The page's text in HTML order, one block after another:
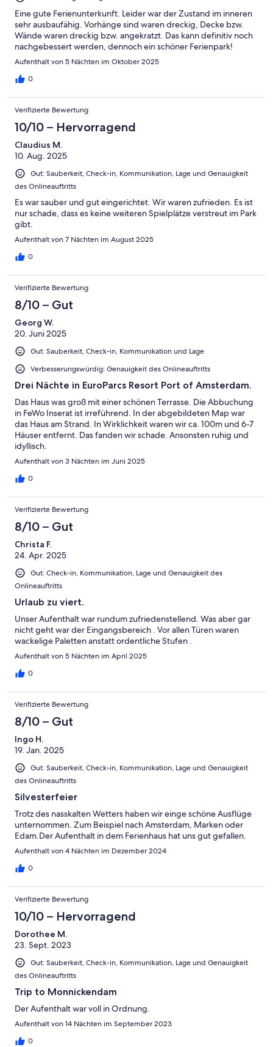
Eine gute Ferienunterkunft. Leider war der Zustand im inneren
sehr ausbaufähig. Vorhänge sind waren dreckig, Decke bzw.
Wände waren dreckig bzw. angekratzt. Das kann definitiv noch
nachgebessert werden, dennoch ein schöner Ferienpark!
Aufenthalt von 5 Nächten im Oktober 2025
0
Verifizierte Bewertung
10/10 – Hervorragend
Claudius M.
10. Aug. 2025
Gut: Sauberkeit, Check-in, Kommunikation, Lage und Genauigkeit
des Onlineauftritts
Es war sauber und gut eingerichtet. Wir waren zufrieden. Es ist
nur schade, dass es keine weiteren Spielplätze verstreut im Park
gibt.
Aufenthalt von 7 Nächten im August 2025
0
Verifizierte Bewertung
8/10 – Gut
Georg W.
20. Juni 2025
Gut: Sauberkeit, Check-in, Kommunikation und Lage
Verbesserungswürdig: Genauigkeit des Onlineauftritts
Drei Nächte in EuroParcs Resort Port of Amsterdam.
Das Haus was groß mit einer schönen Terrasse. Die Abbuchung
in FeWo Inserat ist irreführend. In der abgebildeten Map war
das Haus am Strand. In Wirklichkeit waren wir ca. 100m und 6-7
Häuser entfernt. Das fanden wir schade. Ansonsten ruhig und
idyllisch.
Aufenthalt von 3 Nächten im Juni 2025
0
Verifizierte Bewertung
8/10 – Gut
Christa F.
24. Apr. 2025
Gut: Check-in, Kommunikation, Lage und Genauigkeit des
Onlineauftritts
Urlaub zu viert.
Unser Aufenthalt war rundum zufriedenstellend. Was aber gar
nicht geht war der Eingangsbereich . Vor allen Türen waren
wackelige Paletten anstatt ordentliche Stufen .
Aufenthalt von 5 Nächten im April 2025
0
Verifizierte Bewertung
8/10 – Gut
Ingo H.
19. Jan. 2025
Gut: Sauberkeit, Check-in, Kommunikation, Lage und Genauigkeit
des Onlineauftritts
Silvesterfeier
Trotz des nasskalten Wetters haben wir einge schöne Ausflüge
unternommen. Zum Beispiel nach Amsterdam, Marken oder
Edam.Der Aufenthalt in dem Ferienhaus hat uns gut gefallen.
Aufenthalt von 4 Nächten im Dezember 2024
0
Verifizierte Bewertung
10/10 – Hervorragend
Dorothee M.
23. Sept. 2023
Gut: Sauberkeit, Check-in, Kommunikation, Lage und Genauigkeit
des Onlineauftritts
Trip to Monnickendam
Der Aufenthalt war voll in Ordnung.
Aufenthalt von 14 Nächten im September 2023
0